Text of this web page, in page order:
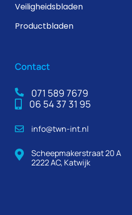
Veiligheidsbladen
Productbladen
Contact
071 589 7679
06 54 37 31 95
info@twn-int.nl
Scheepmakerstraat 20 A
2222 AC, Katwijk